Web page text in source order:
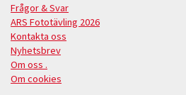
Frågor & Svar
ARS Fototävling 2026
Kontakta oss
Nyhetsbrev
Om oss .
Om cookies